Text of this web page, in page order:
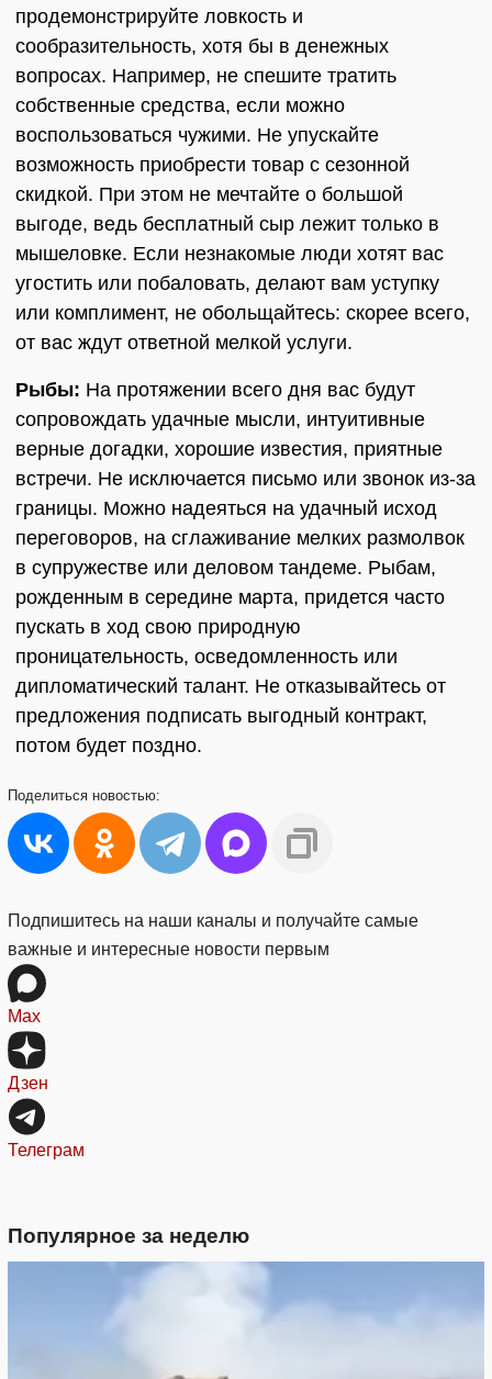
продемонстрируйте ловкость и
сообразительность, хотя бы в денежных
вопросах. Например, не спешите тратить
собственные средства, если можно
воспользоваться чужими. Не упускайте
возможность приобрести товар с сезонной
скидкой. При этом не мечтайте о большой
выгоде, ведь бесплатный сыр лежит только в
мышеловке. Если незнакомые люди хотят вас
угостить или побаловать, делают вам уступку
или комплимент, не обольщайтесь: скорее всего,
от вас ждут ответной мелкой услуги.
Рыбы: На протяжении всего дня вас будут
сопровождать удачные мысли, интуитивные
верные догадки, хорошие известия, приятные
встречи. Не исключается письмо или звонок из-за
границы. Можно надеяться на удачный исход
переговоров, на сглаживание мелких размолвок
в супружестве или деловом тандеме. Рыбам,
рожденным в середине марта, придется часто
пускать в ход свою природную
проницательность, осведомленность или
дипломатический талант. Не отказывайтесь от
предложения подписать выгодный контракт,
потом будет поздно.
Поделиться новостью:
Подпишитесь на наши каналы и получайте самые
важные и интересные новости первым
Max
Дзен
Телеграм
Популярное за неделю